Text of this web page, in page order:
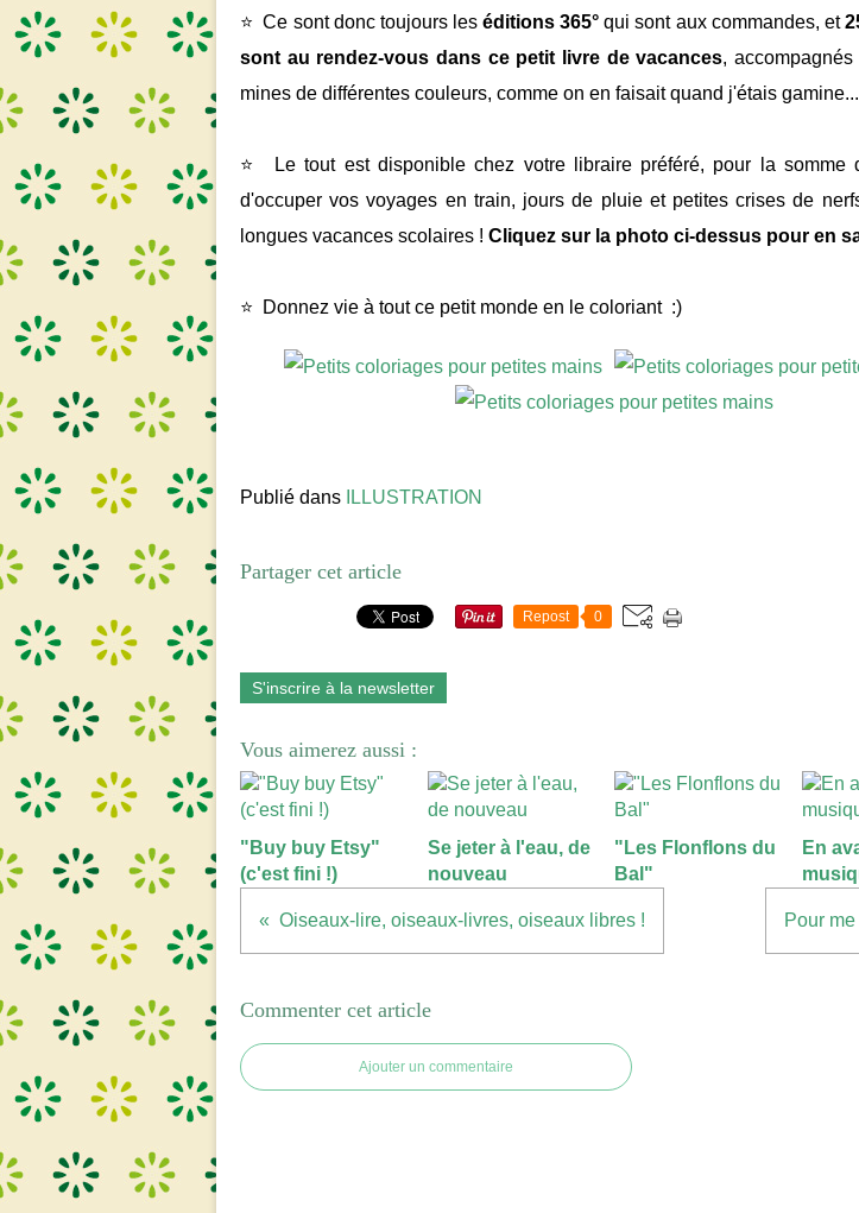
⭐ Ce sont donc toujours les éditions 365° qui sont aux commandes, et
sont au rendez-vous dans ce petit livre de vacances,
mines de différentes couleurs, comme on en faisait quand j'étais gamine...
⭐ Le tout est disponible chez votre libraire préféré, pour la somme
d'occuper vos voyages en train, jours de pluie et petites crises de
longues vacances scolaires ! Cliquez sur la photo ci-dessus pour en
⭐ Donnez vie à tout ce petit monde en le coloriant :)
Publié dans ILLUSTRATION
Partager cet article
Repost 0
S'inscrire à la newsletter
Vous aimerez aussi :
"Buy buy Etsy"
(c'est fini !)
Se jeter à l'eau, de
nouveau
"Les Flonflons du
Bal"
En
Oiseaux-lire, oiseaux-livres, oiseaux libres ! Pour
Commenter cet article
Ajouter un commentaire